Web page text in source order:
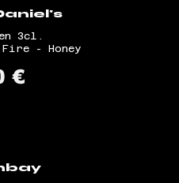
3cl.
- Honey
€